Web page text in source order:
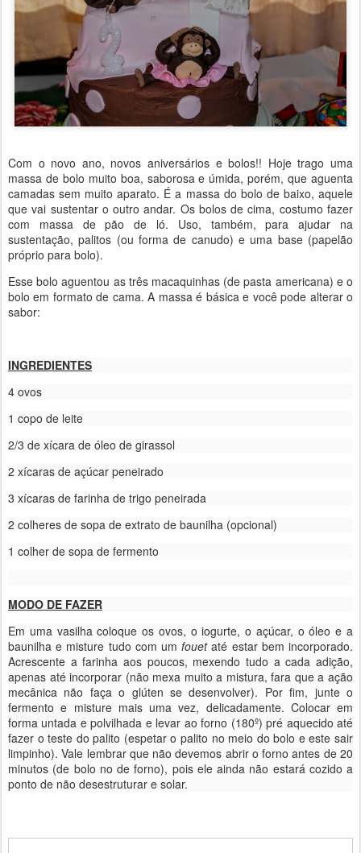
Com o novo ano, novos aniversários e bolos!! Hoje trago uma
massa de bolo muito boa, saborosa e úmida, porém, que aguenta
camadas sem muito aparato. É a massa do bolo de baixo, aquele
que vai sustentar o outro andar. Os bolos de cima, costumo fazer
com massa de pão de ló. Uso, também, para ajudar na
sustentação, palitos (ou forma de canudo) e uma base (papelão
próprio para bolo).
Esse bolo aguentou as três macaquinhas (de pasta americana) e o
bolo em formato de cama. A massa é básica e você pode alterar o
sabor:
INGREDIENTES
4 ovos
1 copo de leite
2/3 de xícara de óleo de girassol
2 xícaras de açúcar peneirado
3 xícaras de farinha de trigo peneirada
2 colheres de sopa de extrato de baunilha (opcional)
1 colher de sopa de fermento
MODO DE FAZER
Em uma vasilha coloque os ovos, o iogurte, o açúcar, o óleo e a
baunilha e misture tudo com umfouetaté estar bem incorporado.
Acrescente a farinha aos poucos, mexendo tudo a cada adição,
apenas até incorporar (não mexa muito a mistura, fara que a ação
mecânica não faça o glúten se desenvolver). Por fim, junte o
fermento e misture mais uma vez, delicadamente. Colocar em
forma untada e polvilhada e levar ao forno (180º) pré aquecido até
fazer o teste do palito (espetar o palito no meio do bolo e este sair
limpinho). Vale lembrar que não devemos abrir o forno antes de 20
minutos (de bolo no de forno), pois ele ainda não estará cozido a
ponto de não desestruturar e solar.